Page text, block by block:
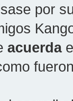
por
acuerda